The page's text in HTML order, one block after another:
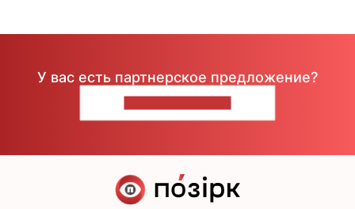
У вас есть партнерское предложение?